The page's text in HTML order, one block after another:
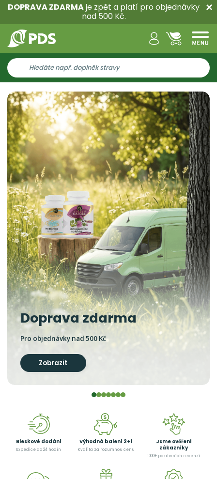
DOPRAVA ZDARMAje zpět a platí pro objednávky
nad 500 Kč.
Doprava zdarma
Pro objednávky nad 500 Kč
Zobrazit
Bleskové dodání
Expedice do 24 hodin
Výhodná balení 2+1
Kvalita za rozumnou cenu
Jsme ověřeni
zákazníky
1000+ pozitivních recenzí